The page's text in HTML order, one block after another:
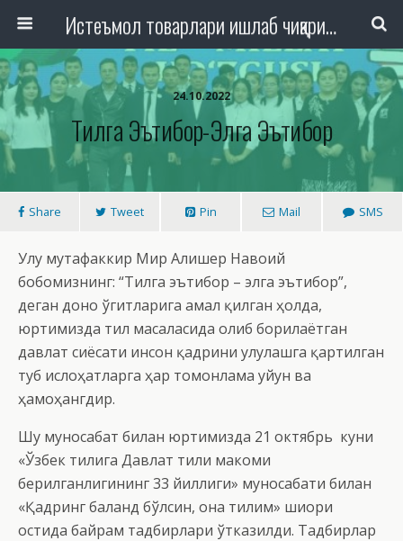
Истеъмол товарлари ишлаб чиқариш, савдо ва хизмат кўрсатиш ташкилотлари ходимлари касаба уюшмаси Республика кенгаши
24.10.2022
Тилга Эътибор-Элга Эътибор
Share Tweet Pin Mail SMS
Улуғ мутафаккир Мир Алишер Навоий
бобомизнинг: “Тилга эътибор – элга эътибор”,
деган доно ўгитларига амал қилган ҳолда,
юртимизда тил масаласида олиб борилаётган
давлат сиёсати инсон қадрини улуғлашга қартилган
туб ислоҳатларга ҳар томонлама уйғун ва
ҳамоҳангдир.
Шу муносабат билан юртимизда 21 октябрь куни
«Ўзбек тилига Давлат тили макоми
берилганлигининг 33 йиллиги» муносабати билан
«Қадринг баланд бўлсин, она тилим» шиори
остида байрам тадбирлари ўтказилди. Тадбирлар